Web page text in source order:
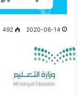
2020-06-14
492